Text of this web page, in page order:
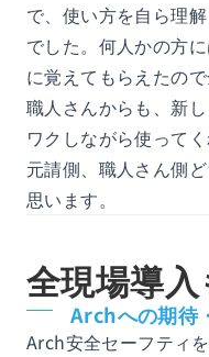
で、使い方を自ら理
でした。何人かの方
に覚えてもらえたの
職人さんからも、新
ワクしながら使って
元請側、職人さん側
思います。
全現場導
Archへの期待
Arch安全セーフティ